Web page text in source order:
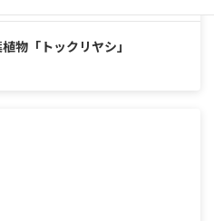
物「トックリヤシ」